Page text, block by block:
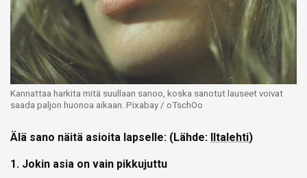
Kannattaa harkita mitä suullaan sanoo, koska sanotut lauseet voivat
saada paljon huonoa aikaan. Pixabay / oTschOo
Älä sano näitä asioita lapselle: (Lähde: Iltalehti)
1. Jokin asia on vain pikkujuttu